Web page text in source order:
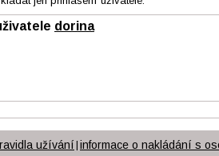
dorina
užívání informace o nakládání s